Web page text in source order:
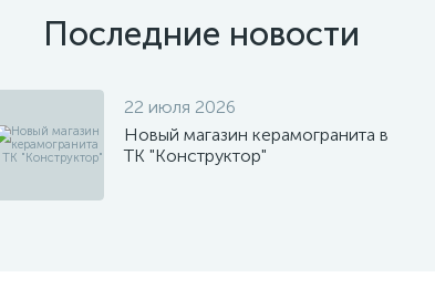
Последние новости
22 июля 2026
Новый магазин керамогранита в
ТК "Конструктор"